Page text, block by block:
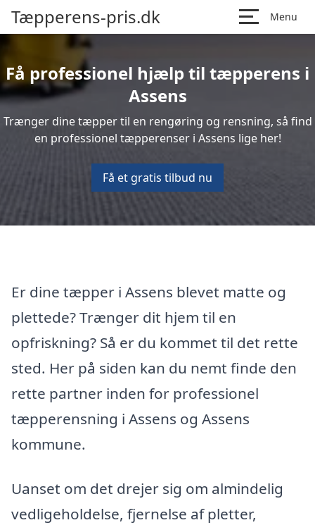
Tæpperens-pris.dk Menu
Få professionel hjælp til tæpperens i
Assens
Trænger dine tæpper til en rengøring og rensning, så find
en professionel tæpperenser i Assens lige her!
Få et gratis tilbud nu
Er dine tæpper i Assens blevet matte og
plettede? Trænger dit hjem til en
opfriskning? Så er du kommet til det rette
sted. Her på siden kan du nemt finde den
rette partner inden for professionel
tæpperensning i Assens og Assens
kommune.
Uanset om det drejer sig om almindelig
vedligeholdelse, fjernelse af pletter,